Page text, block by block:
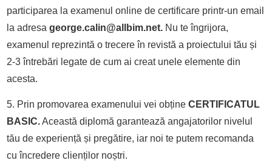
participarea la examenul online de certificare printr-un email
la adresa george.calin@allbim.net. Nu te îngrijora,
examenul reprezintă o trecere în revistă a proiectului tău și
2-3 întrebări legate de cum ai creat unele elemente din
acesta.
5. Prin promovarea examenului vei obțineCERTIFICATUL
BASIC.Această diplomă garantează angajatorilor nivelul
tău de experiență și pregătire, iar noi te putem recomanda
cu încredere clienților noștri.